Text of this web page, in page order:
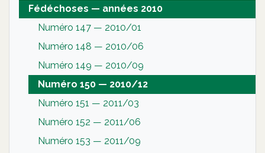
Fédéchoses — années 2010
Numéro 147 — 2010/01
Numéro 148 — 2010/06
Numéro 149 — 2010/09
Numéro 150 — 2010/12
Numéro 151 — 2011/03
Numéro 152 — 2011/06
Numéro 153 — 2011/09